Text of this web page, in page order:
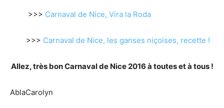
>>> Carnaval de Nice, Vira la Roda
>>> Carnaval de Nice, les ganses niçoises, recette !
Allez, très bon Carnaval de Nice 2016 à toutes et à tous !
AblaCarolyn